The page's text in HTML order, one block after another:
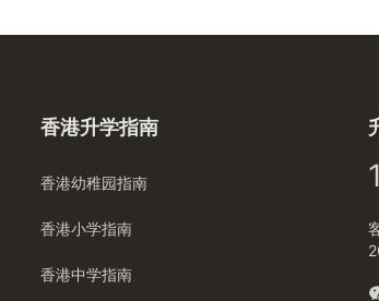
香港升学指南
香港幼稚园指南
香港小学指南
香港中学指南